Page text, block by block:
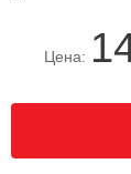
Цена: